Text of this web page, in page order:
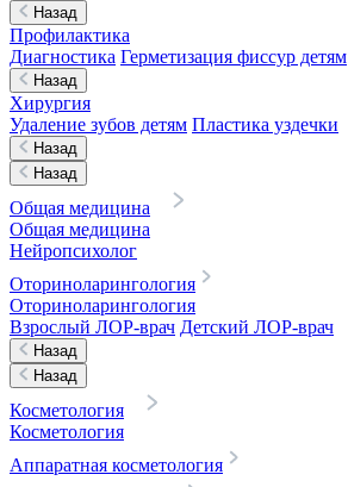
Назад
Профилактика
Диагностика Герметизация фиссур детям
Назад
Хирургия
Удаление зубов детям Пластика уздечки
Назад
Назад
Общая медицина
Общая медицина
Нейропсихолог
Оториноларингология
Оториноларингология
Взрослый ЛОР-врач Детский ЛОР-врач
Назад
Назад
Косметология
Косметология
Аппаратная косметология